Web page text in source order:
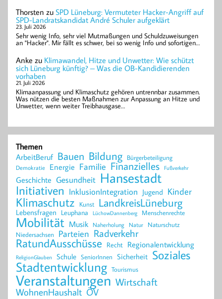
Thorsten zu SPD Lüneburg: Vermuteter Hacker-Angriff auf
SPD-Landratskandidat André Schuler aufgeklärt
23. Juli 2026
Sehr wenig Info, sehr viel Mutmaßungen und Schuldzuweisungen
an "Hacker". Mir fällt es schwer, bei so wenig Info und sofortigen…
Anke zu Klimawandel, Hitze und Unwetter: Wie schützt
sich Lüneburg künftig? – Was die OB-Kandidierenden
vorhaben
21. Juli 2026
Klimaanpassung und Klimaschutz gehören untrennbar zusammen.
Was nützen die besten Maßnahmen zur Anpassung an Hitze und
Unwetter, wenn weiter Treibhausgase…
Themen
ArbeitBeruf Bauen Bildung Bürgerbeteiligung
Demokratie Energie Familie Finanzielles Fußverkehr
Geschichte Gesundheit Hansestadt
Initiativen InklusionIntegration Jugend Kinder
Klimaschutz Kunst LandkreisLüneburg
Lebensfragen Leuphana LüchowDannenberg Menschenrechte
Mobilität Musik Naherholung Natur Naturschutz
Niedersachsen Parteien Radverkehr
RatundAusschüsse Recht Regionalentwicklung
ReligionGlauben Schule SeniorInnen Sicherheit Soziales
Stadtentwicklung Tourismus
Veranstaltungen Wirtschaft
WohnenHaushalt ÖV